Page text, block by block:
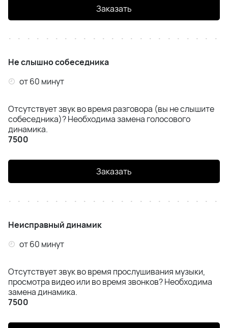
Заказать
Не слышно собеседника
от 60 минут
Отсутствует звук во время разговора (вы не слышите
собеседника)? Необходима замена голосового
динамика.
7500
Заказать
Неисправный динамик
от 60 минут
Отсутствует звук во время прослушивания музыки,
просмотра видео или во время звонков? Необходима
замена динамика.
7500